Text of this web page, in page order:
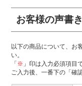
お客様の声書
以下の商品について、お
い。
「※ 」印は入力必須項目
ご入力後、一番下の「確